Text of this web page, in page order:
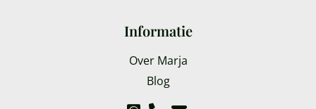
Informatie
Over Marja
Blog